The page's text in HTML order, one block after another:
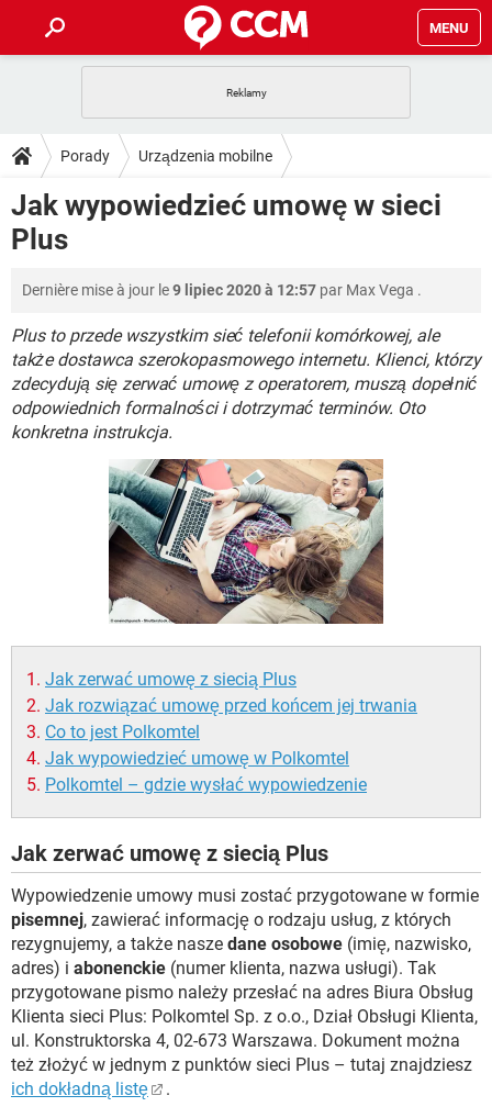
MENU
GRY WHATSAPP
SPOTIFY NETFLIX
INSTAGRAM
PORADY
PlayStation TIKTOK
GRY WHATSAPP
INSTAGRAM FACEBOOK
WINDOWS 10
DO POBRANIA
ANDROID
INSTAGRAM FACEBOOK
WINDOWS 10
FORUM
COVID-19 TIKTOK
GRY WHATSAPP
SPOTIFY NETFLIX
INSTAGRAM FACEBOOK
WINDOWS 10
COVID-19 TIKTOK
GRY WHATSAPP
SPOTIFY
FACEBOOK
Porady Urządzenia mobilne
Operatorzy telefonii komórkowej Plus
Jak wypowiedzieć umowę w sieci
Plus
Dernière mise à jour le9 lipiec 2020 à 12:57 par Max Vega .
Plus to przede wszystkim sieć telefonii komórkowej, ale
także dostawca szerokopasmowego internetu. Klienci, którzy
zdecydują się zerwać umowę z operatorem, muszą dopełnić
odpowiednich formalności i dotrzymać terminów. Oto
konkretna instrukcja.
Jak zerwać umowę z siecią Plus
Jak rozwiązać umowę przed końcem jej trwania
Co to jest Polkomtel
Jak wypowiedzieć umowę w Polkomtel
Polkomtel – gdzie wysłać wypowiedzenie
Jak zerwać umowę z siecią Plus
Wypowiedzenie umowy musi zostać przygotowane w formie
pisemnej, zawierać informację o rodzaju usług, z których
rezygnujemy, a także nasze dane osobowe (imię, nazwisko,
adres) i abonenckie (numer klienta, nazwa usługi). Tak
przygotowane pismo należy przesłać na adres Biura Obsług
Klienta sieci Plus: Polkomtel Sp. z o.o., Dział Obsługi Klienta,
ul. Konstruktorska 4, 02-673 Warszawa. Dokument można
też złożyć w jednym z punktów sieci Plus – tutaj znajdziesz
ich dokładną listę
.